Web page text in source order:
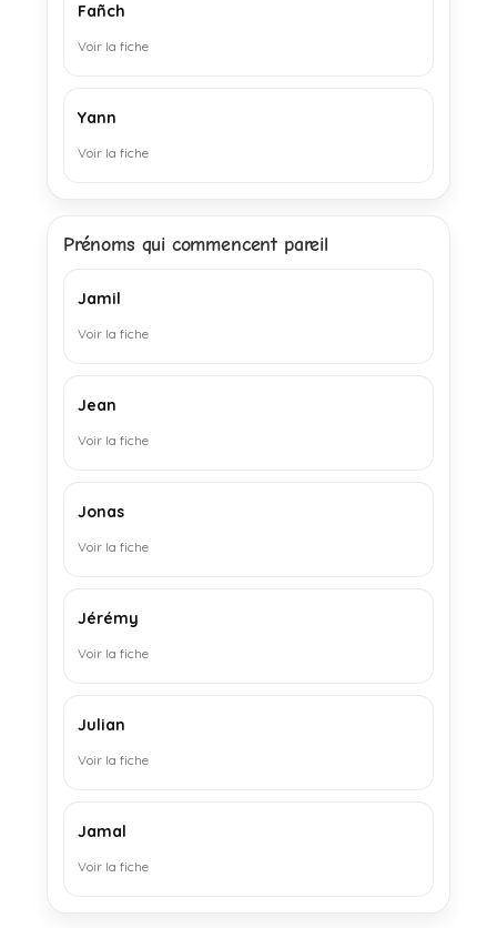
Fañch
Voir la fiche
Yann
Voir la fiche
Prénoms qui commencent pareil
Jamil
Voir la fiche
Jean
Voir la fiche
Jonas
Voir la fiche
Jérémy
Voir la fiche
Julian
Voir la fiche
Jamal
Voir la fiche